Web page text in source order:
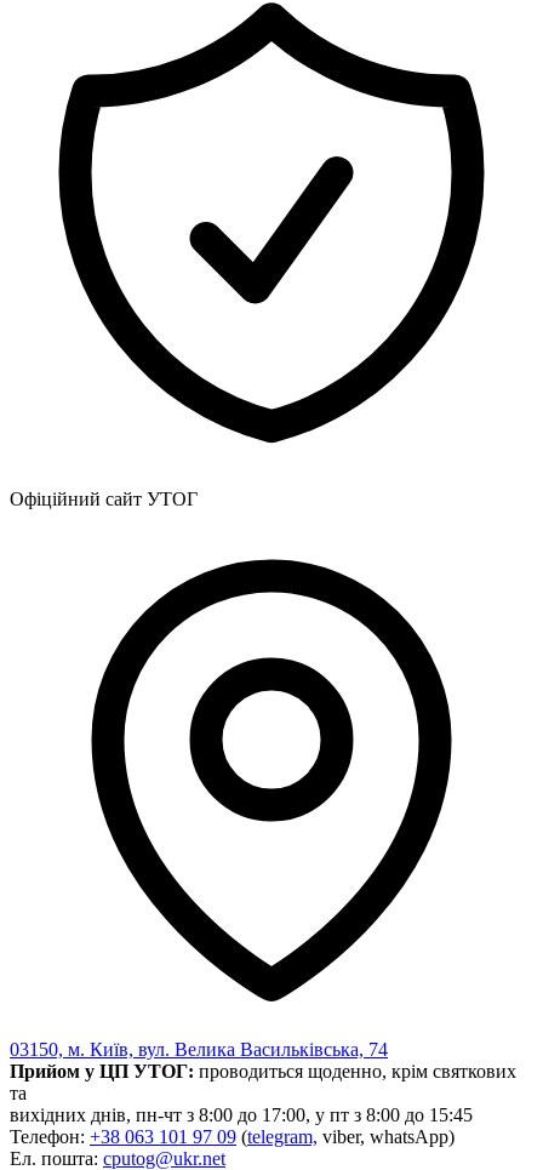
Офіційний сайт УТОГ
03150, м. Київ, вул. Велика Васильківська, 74
Прийом у ЦП УТОГ: проводиться щоденно, крім святкових
та
вихідних днів, пн-чт з 8:00 до 17:00, у пт з 8:00 до 15:45
Телефон: +38 063 101 97 09 (telegram, viber, whatsApp)
Ел. пошта: cputog@ukr.net